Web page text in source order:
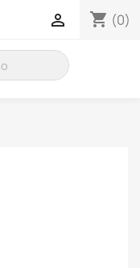
shopping_cart (0)
